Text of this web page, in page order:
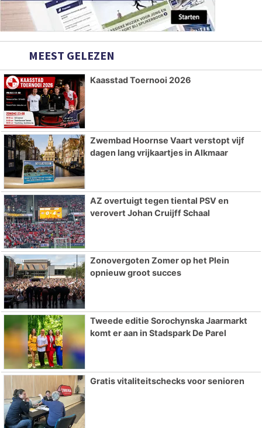
MEEST GELEZEN
Kaasstad Toernooi 2026
Zwembad Hoornse Vaart verstopt vijf
dagen lang vrijkaartjes in Alkmaar
AZ overtuigt tegen tiental PSV en
verovert Johan Cruijff Schaal
Zonovergoten Zomer op het Plein
opnieuw groot succes
Tweede editie Sorochynska Jaarmarkt
komt er aan in Stadspark De Parel
Gratis vitaliteitschecks voor senioren